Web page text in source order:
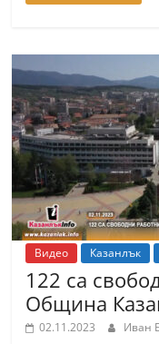
Видео Казанлък
122 са
Община
02.11.2023 Иван